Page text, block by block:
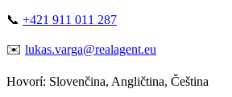
📞 +421 911 011 287
✉️ lukas.varga@realagent.eu
Hovorí: Slovenčina, Angličtina, Čeština